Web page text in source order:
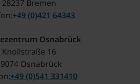
28237 Bremen
+49 (0)421 64343
Osnabrück
Knollstraße 16
Osnabrück
+49 (0)541 331410